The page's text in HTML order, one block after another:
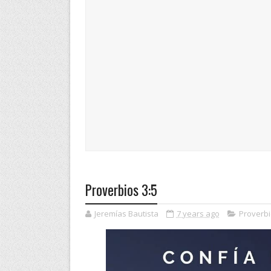
Proverbios 3:5
Jeremías Bautista 7 years ago